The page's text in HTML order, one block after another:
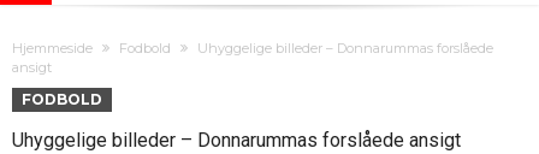
Fodboldverdenen
Hjemmeside Fodbold
Uhyggelige billeder – Donnarummas forslåede
ansigt
FODBOLD
Uhyggelige billeder – Donnarummas forslåede ansigt